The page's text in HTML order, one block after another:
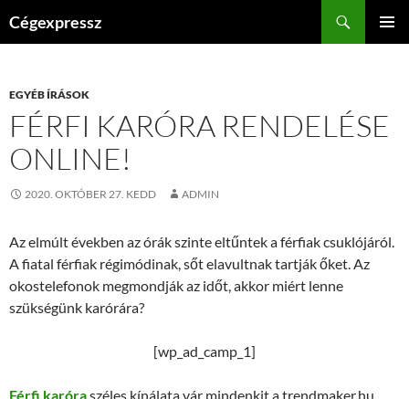
Cégexpressz
EGYÉB ÍRÁSOK
FÉRFI KARÓRA RENDELÉSE
ONLINE!
2020. OKTÓBER 27. KEDD ADMIN
Az elmúlt években az órák szinte eltűntek a férfiak csuklójáról.
A fiatal férfiak régimódinak, sőt elavultnak tartják őket. Az
okostelefonok megmondják az időt, akkor miért lenne
szükségünk karórára?
[wp_ad_camp_1]
Férfi karóraszéles kínálata vár mindenkit a trendmaker.hu